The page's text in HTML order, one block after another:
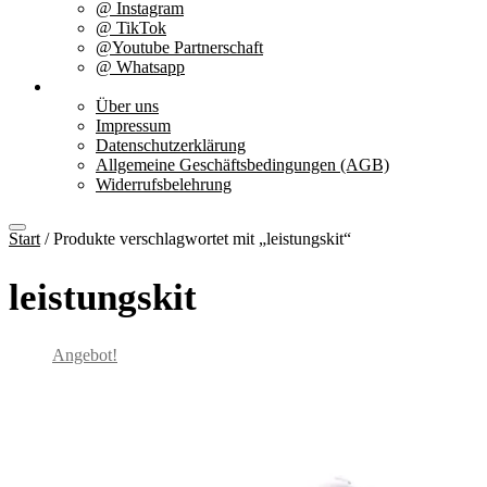
@ Instagram
@ TikTok
@Youtube Partnerschaft
@ Whatsapp
Über uns
Impressum
Datenschutzerklärung
Allgemeine Geschäftsbedingungen (AGB)
Widerrufsbelehrung
Start / Produkte verschlagwortet mit „leistungskit“
leistungskit
Angebot!